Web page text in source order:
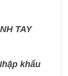
TAY
khẩu